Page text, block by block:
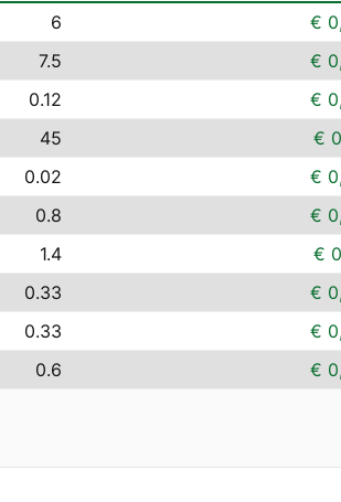
6 €
7.5 €
0.12 €
45 €
0.02 €
0.8 €
1.4 €
0.33 €
0.33 €
0.6 €